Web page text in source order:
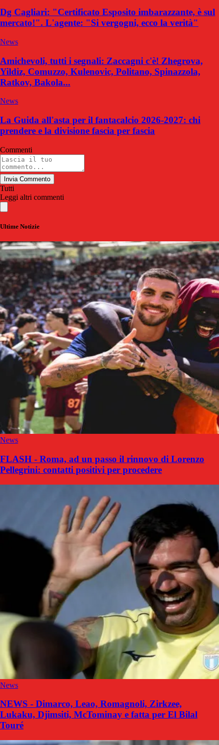
Dg Cagliari: "Certificato Esposito imbarazzante, è sul
mercato!". L'agente: "Si vergogni, ecco la verità"
News
Amichevoli, tutti i segnali: Zaccagni c'è! Zhegrova,
Yildiz, Comuzzo, Kulenovic, Politano, Spinazzola,
Ratkov, Bakola...
News
La Guida all'asta per il fantacalcio 2026-2027: chi
prendere e la divisione fascia per fascia
Commenti
Invia Commento
Tutti
Leggi altri commenti
Ultime Notizie
News
FLASH - Roma, ad un passo il rinnovo di Lorenzo
Pellegrini: contatti positivi per procedere
News
NEWS - Dimarco, Leao, Romagnoli, Zirkzee,
Lukaku, Djimsiti, McTominay e fatta per El Bilal
Touré